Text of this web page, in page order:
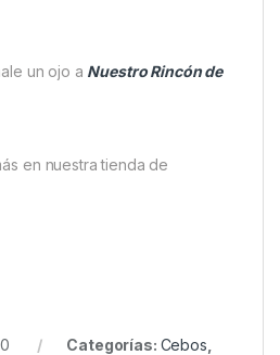
un ojo a Nuestro Rincón de
en nuestra tienda de
Categorías: Cebos